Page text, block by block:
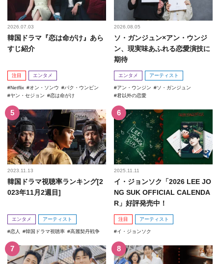
2026.07.03
韓国ドラマ『恋は命がけ』あら
すじ紹介
注目 エンタメ
Netflix オン・ソンウ
パク・ウンビン
ヤン・セジョン
恋は命がけ
2026.08.05
ソ・ガンジュン×アン・ウンジ
ン、現実味あふれる恋愛演技に
期待
エンタメ アーティスト
アン・ウンジン
ソ・ガンジュン
君以外の恋愛
2023.11.13
韓国ドラマ視聴率ランキング[2
023年11月2週目]
エンタメ アーティスト
恋人 韓国ドラマ視聴率 高麗契丹戦争
2025.11.11
イ・ジョンソク「2026 LEE JO
NG SUK OFFICIAL CALENDA
R」好評発売中！
注目 アーティスト
イ・ジョンソク